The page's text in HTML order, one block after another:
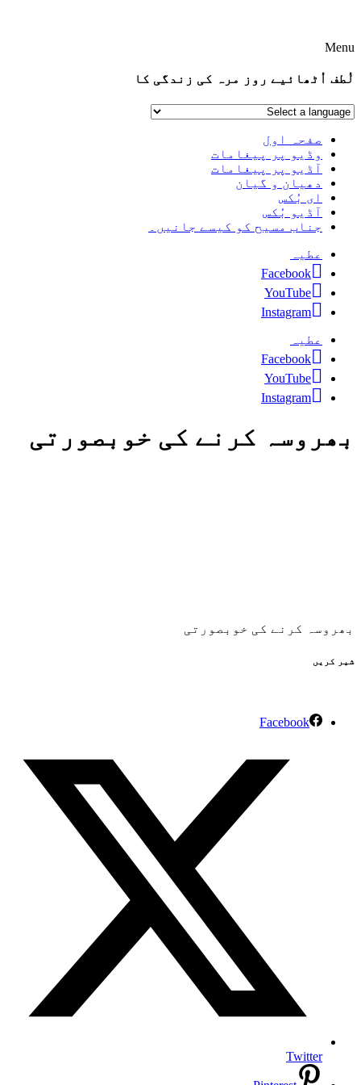
Menu
لُطف اُٹھائیے روز مرہ کی زندگی کا
صفحہ اول
وڈیو پر پیغامات
آڈیو پر پیغامات
دھیان و گیان
ای بُکس
آڈیو بُکس
جناب مسیح کو کیسے جانیں۔
عطیہ
Facebook
YouTube
Instagram
عطیہ
Facebook
YouTube
Instagram
بھروسہ کرنے کی خوبصورتی
بھروسہ کرنے کی خوبصورتی
شیر کریں
Facebook
Twitter